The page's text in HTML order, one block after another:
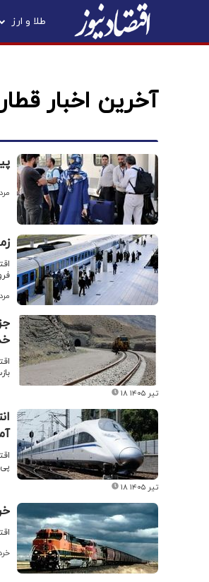
طلا و ارز
آخرین اخبار
۰۶
۰۶
۱۸ تیر ۱۴۰۵
۱۸ تیر ۱۴۰۵
۲۱